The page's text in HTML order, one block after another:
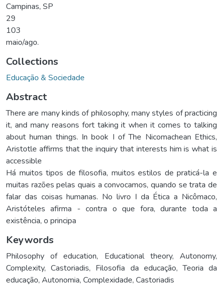
Campinas, SP
29
103
maio/ago.
Collections
Educação & Sociedade
Abstract
There are many kinds of philosophy, many styles of practicing
it, and many reasons fort taking it when it comes to talking
about human things. In book I of The Nicomachean Ethics,
Aristotle affirms that the inquiry that interests him is what is
accessible
Há muitos tipos de filosofia, muitos estilos de praticá-la e
muitas razões pelas quais a convocamos, quando se trata de
falar das coisas humanas. No livro I da Ética a Nicômaco,
Aristóteles afirma - contra o que fora, durante toda a
existência, o principa
Keywords
Philosophy of education, Educational theory,Autonomy,
Complexity,Castoriadis, Filosofia da educação,Teoria da
educação, Autonomia, Complexidade, Castoriadis